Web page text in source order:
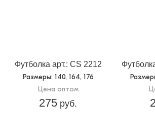
Футболка арт.: CS 2212
Размеры: 140, 164, 176
Цена оптом
275 руб.